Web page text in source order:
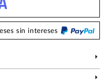
sin intereses